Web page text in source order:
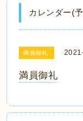
カレンダー(
満員御礼
満員御礼